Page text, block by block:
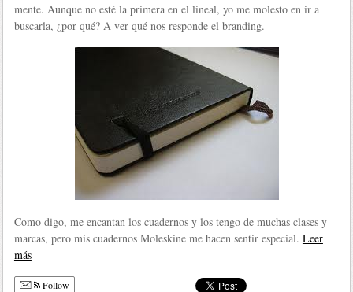
mente. Aunque no esté la primera en el lineal, yo me molesto en ir a
buscarla, ¿por qué? A ver qué nos responde el branding.
Como digo, me encantan los cuadernos y los tengo de muchas clases y
marcas, pero mis cuadernos Moleskine me hacen sentir especial. Leer
más
Follow